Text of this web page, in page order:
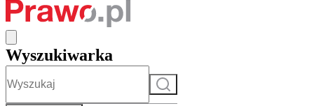
Wyszukiwarka
Szukaj